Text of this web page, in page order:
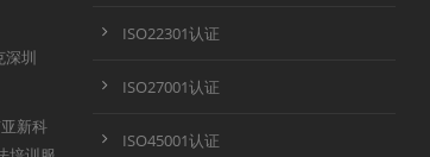
深圳
新科
ISO22301认证
ISO27001认证
ISO45001认证